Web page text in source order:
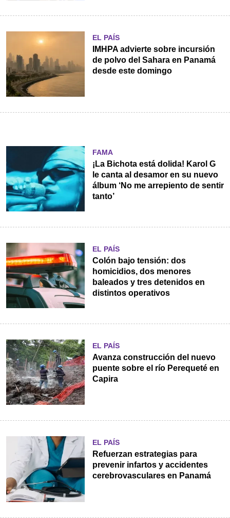
EL PAÍS
IMHPA advierte sobre incursión
de polvo del Sahara en Panamá
desde este domingo
FAMA
¡La Bichota está dolida! Karol G
le canta al desamor en su nuevo
álbum ‘No me arrepiento de sentir
tanto’
EL PAÍS
Colón bajo tensión: dos
homicidios, dos menores
baleados y tres detenidos en
distintos operativos
EL PAÍS
Avanza construcción del nuevo
puente sobre el río Perequeté en
Capira
EL PAÍS
Refuerzan estrategias para
prevenir infartos y accidentes
cerebrovasculares en Panamá